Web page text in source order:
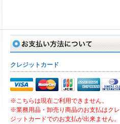
クレジットカード
※こちらは現在ご利用できません。
※業務用品・卸売り商品のお支払はクレ
ジットカードでのお支払が出来ません。